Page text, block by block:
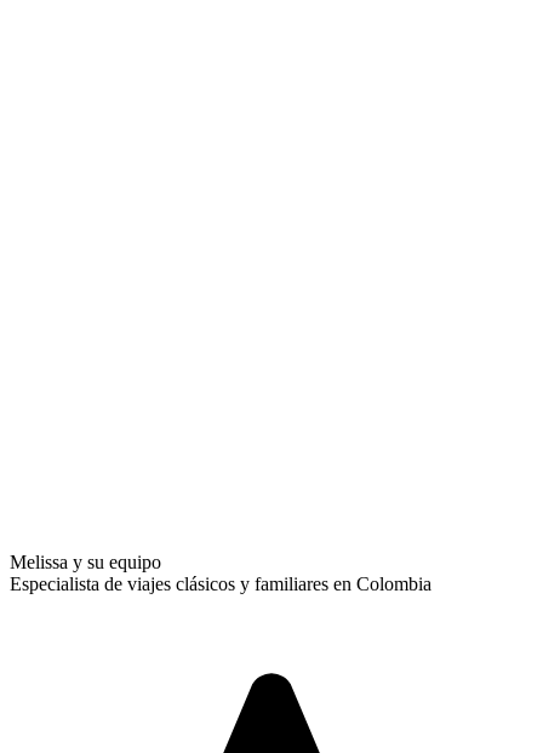
Melissa y su equipo
Especialista de viajes clásicos y familiares en Colombia